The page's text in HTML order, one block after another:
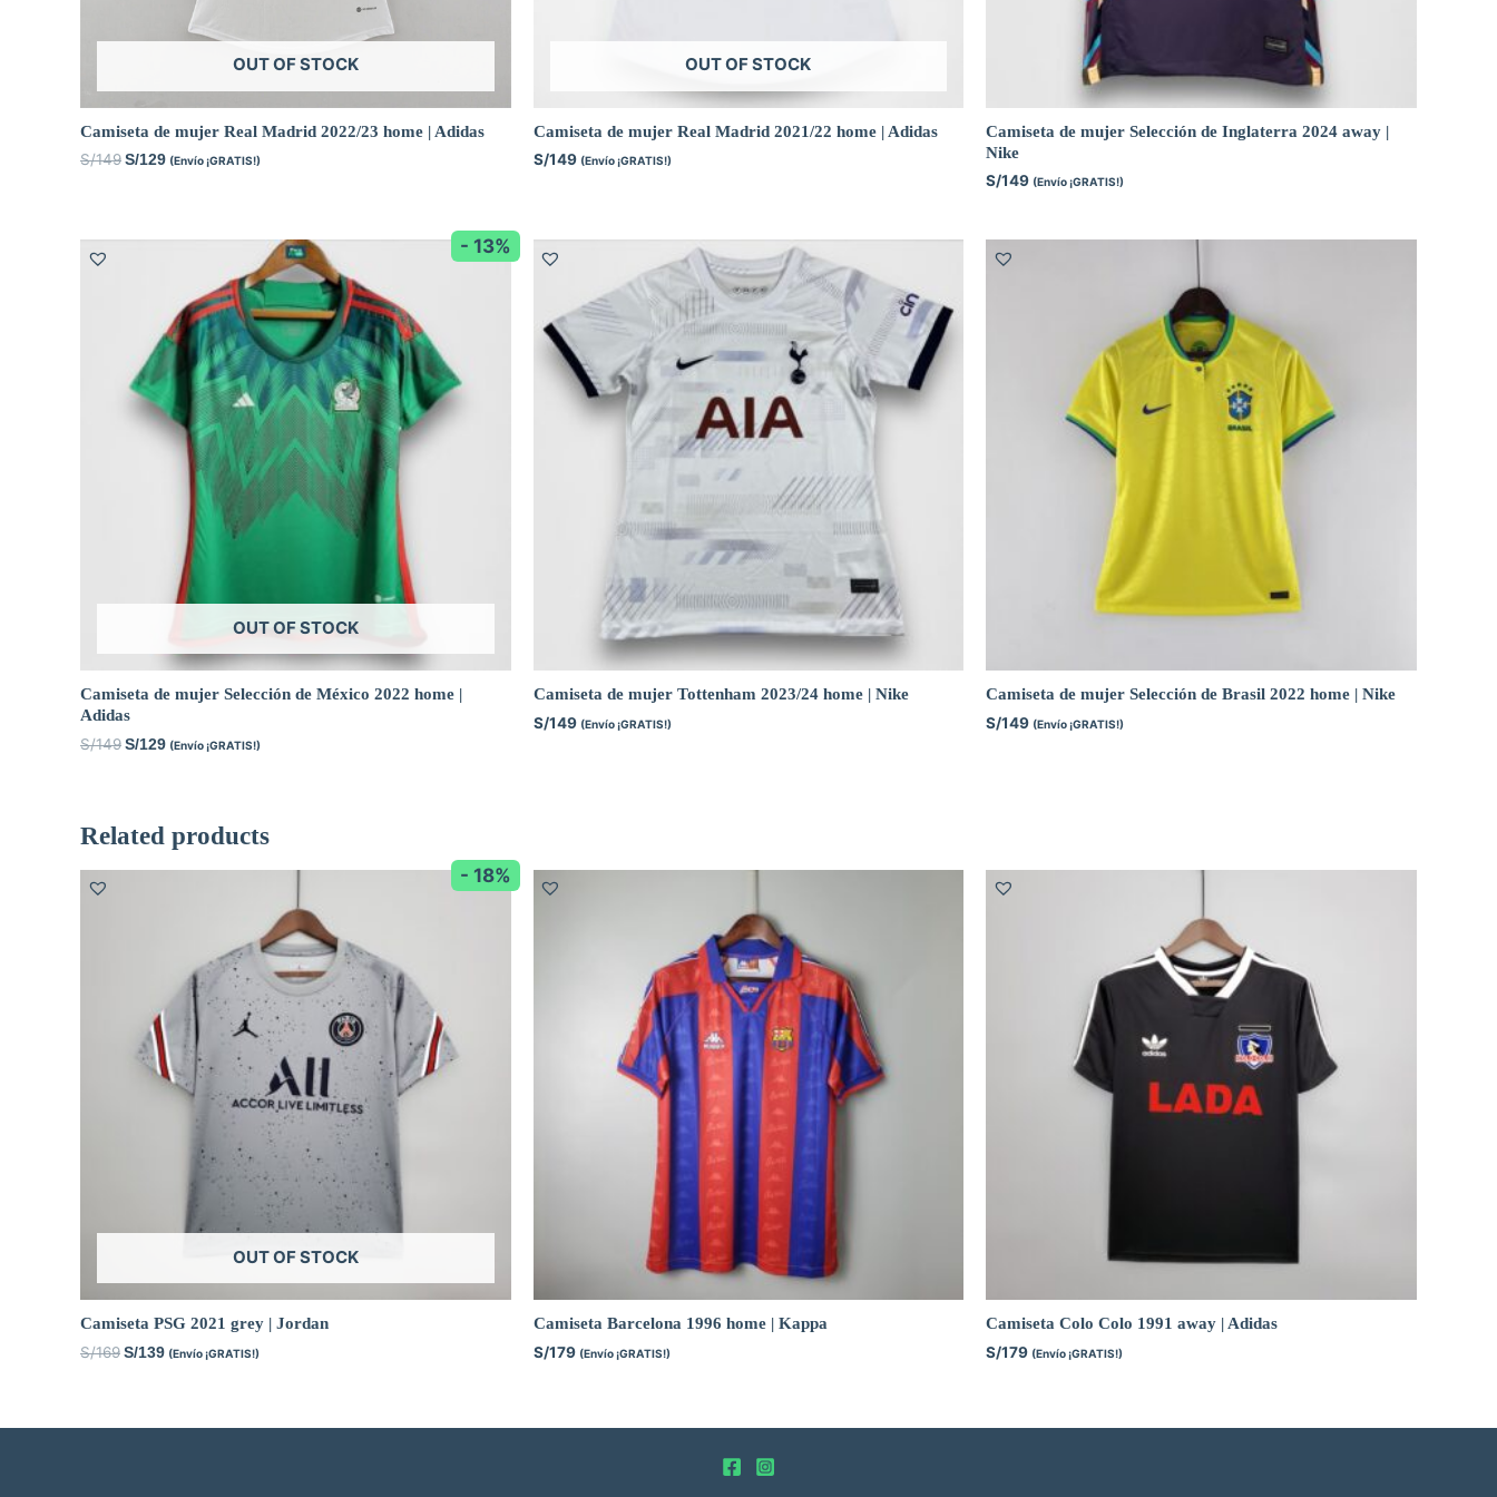
OUT OF STOCK
Camiseta de mujer Real Madrid 2022/23 home | Adidas
S/149 S/129 (Envío ¡GRATIS!)
OUT OF STOCK
Camiseta de mujer Real Madrid 2021/22 home | Adidas
S/149 (Envío ¡GRATIS!)
Camiseta de mujer Selección de Inglaterra 2024 away |
Nike
S/149 (Envío ¡GRATIS!)
- 13%
OUT OF STOCK
Camiseta de mujer Selección de México 2022 home |
Adidas
S/149 S/129 (Envío ¡GRATIS!)
Camiseta de mujer Tottenham 2023/24 home | Nike
S/149 (Envío ¡GRATIS!)
Camiseta de mujer Selección de Brasil 2022 home | Nike
S/149 (Envío ¡GRATIS!)
Related products
- 18%
OUT OF STOCK
Camiseta PSG 2021 grey | Jordan
S/169 S/139 (Envío ¡GRATIS!)
Camiseta Barcelona 1996 home | Kappa
S/179 (Envío ¡GRATIS!)
Camiseta Colo Colo 1991 away | Adidas
S/179 (Envío ¡GRATIS!)